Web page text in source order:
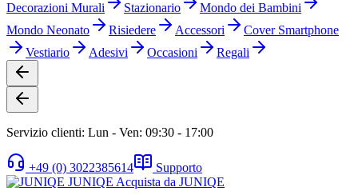
Decorazioni Murali Stazionario
Mondo dei Bambini
Mondo Neonato
Risiedere Accessori
Cover Smartphone
Vestiario
Adesivi Occasioni Regali
Servizio clienti: Lun - Ven: 09:30 - 17:00
+49 (0) 3022385614 Supporto